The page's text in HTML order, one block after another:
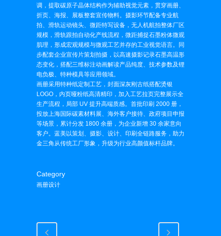
调，提取碳原子晶体结构作为辅助视觉元素，贯穿画册、
折页、海报、展板整套宣传物料。摄影环节配备专业航
拍、滑轨运动镜头、微距特写设备，无人机航拍整体厂区
规模，滑轨跟拍自动化产线流程，微距捕捉石墨粉体微观
肌理，形成宏观规模与微观工艺并存的工业视觉语言。同
步配套企业宣传片策划拍摄，以高速摄影记录石墨高温形
态变化，搭配三维标注动画解读产品纯度、技术参数及锂
电负极、特种模具等应用领域。
画册采用特种纸定制工艺，封面深灰刚古纸搭配烫银
LOGO，内页哑粉纸高清精印，加入工艺拉页完整展示全
生产流程，局部 UV 提升高端质感。首批印刷 2000 册，
投放上海国际碳素材料展、海外客户接待、政府项目申报
等场景，累计分发 1800 余册，为企业新增 30 余家意向
客户。蓝美以策划、摄影、设计、印刷全链路服务，助力
金三角从传统工厂形象，升级为行业高颜值标杆品牌。
Category
画册设计